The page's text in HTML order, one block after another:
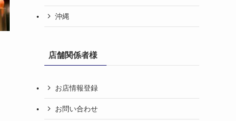
沖縄
店舗関係者様
お店情報登録
お問い合わせ